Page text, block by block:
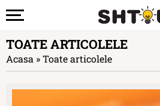
TOATE ARTICOLELE
Acasa »Toate articolele